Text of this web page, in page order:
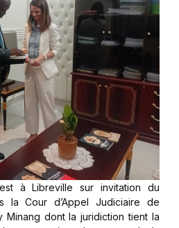
à Libreville sur invitation du
la Cour d’Appel Judiciaire de
Minang dont la juridiction tient la